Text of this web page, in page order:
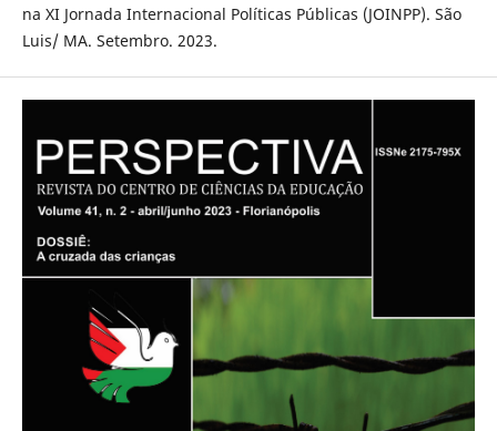
na XI Jornada Internacional Políticas Públicas (JOINPP). São
Luis/ MA. Setembro. 2023.